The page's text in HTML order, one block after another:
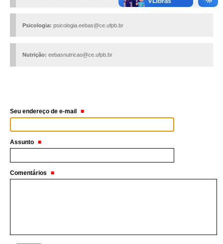
Psicologia: psicologia.eebas@ce.ufpb.br
Nutrição: eebasnutricao@ce.ufpb.br
Seu endereço de e-mail
Assunto
Comentários